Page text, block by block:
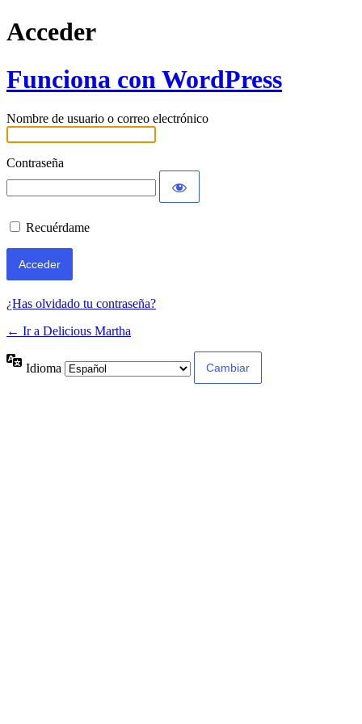
Acceder
Funciona con WordPress
Nombre de usuario o correo electrónico
Contraseña
Recuérdame
¿Has olvidado tu contraseña?
← Ir a Delicious Martha
Idioma